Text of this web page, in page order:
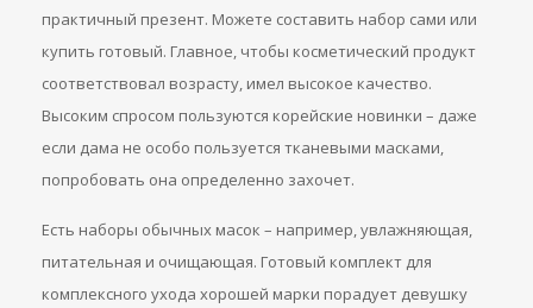
практичный презент. Можете составить набор сами или
купить готовый. Главное, чтобы косметический продукт
соответствовал возрасту, имел высокое качество.
Высоким спросом пользуются корейские новинки – даже
если дама не особо пользуется тканевыми масками,
попробовать она определенно захочет.
Есть наборы обычных масок – например, увлажняющая,
питательная и очищающая. Готовый комплект для
комплексного ухода хорошей марки порадует девушку